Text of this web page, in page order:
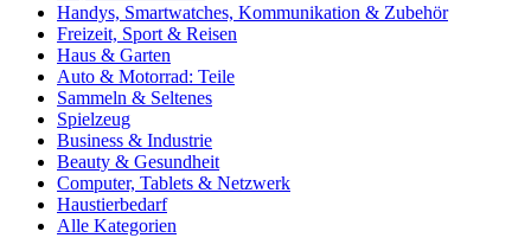
Handys, Smartwatches, Kommunikation & Zubehör
Freizeit, Sport & Reisen
Haus & Garten
Auto & Motorrad: Teile
Sammeln & Seltenes
Spielzeug
Business & Industrie
Beauty & Gesundheit
Computer, Tablets & Netzwerk
Haustierbedarf
Alle Kategorien